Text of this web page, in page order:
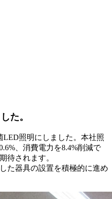
た。
LED照明にしました。本社照
、消費電力を8.4%削減で
待されます。
た器具の設置を積極的に進め